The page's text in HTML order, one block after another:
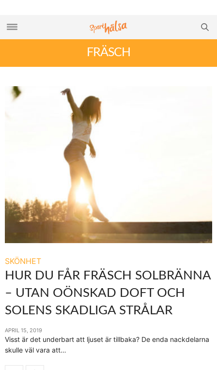
FRÄSCH
SKÖNHET
HUR DU FÅR FRÄSCH SOLBRÄNNA
– UTAN OÖNSKAD DOFT OCH
SOLENS SKADLIGA STRÅLAR
APRIL 15, 2019
Visst är det underbart att ljuset är tillbaka? De enda nackdelarna
skulle väl vara att…